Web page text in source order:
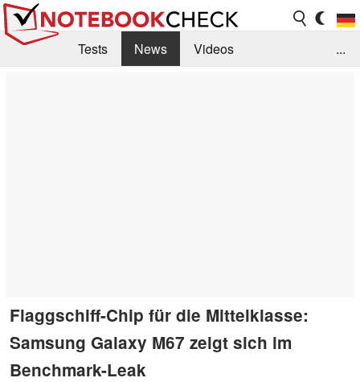
Tests News
Videos
...
Flaggschiff-Chip für die Mittelklasse:
Samsung Galaxy M67 zeigt sich im
Benchmark-Leak